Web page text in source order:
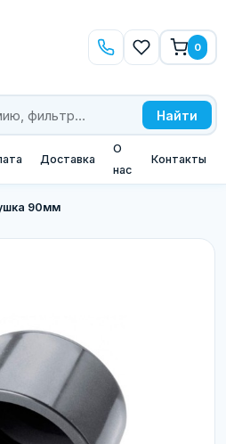
Найти
0
Доставка
О
нас
Контакты
90мм